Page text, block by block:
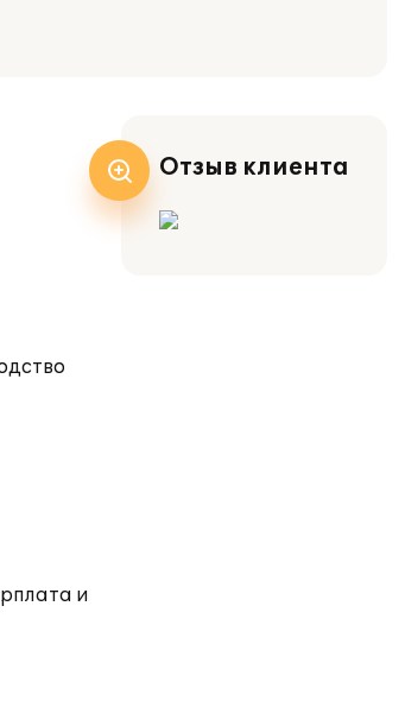
и
Отзыв клиента